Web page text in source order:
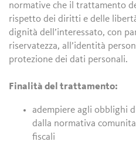
normative che il trattamento
rispetto dei diritti e delle
dignità dell’interessato, con
riservatezza, all’identità
protezione dei dati personali.
Finalità del trattamento:
adempiere agli obblighi
dalla normativa
fiscali